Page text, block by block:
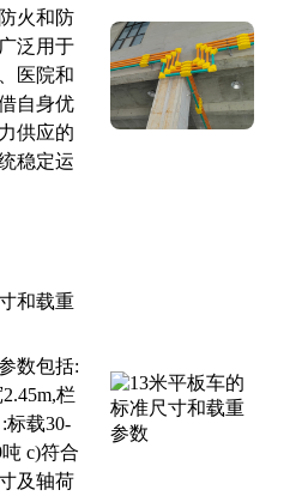
火和防
泛用于
医院和
自身优
供应的
稳定运
和载重
数包括:
栏
标载30-
c)符合
及轴荷